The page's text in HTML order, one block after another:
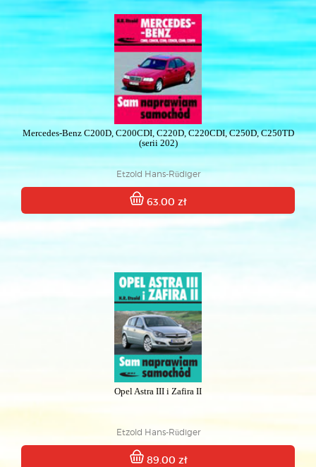
Mercedes-Benz C200D, C200CDI, C220D, C220CDI, C250D, C250TD
(serii 202)
Etzold Hans-Rüdiger
63.00 zł
Opel Astra III i Zafira II
Etzold Hans-Rüdiger
89.00 zł